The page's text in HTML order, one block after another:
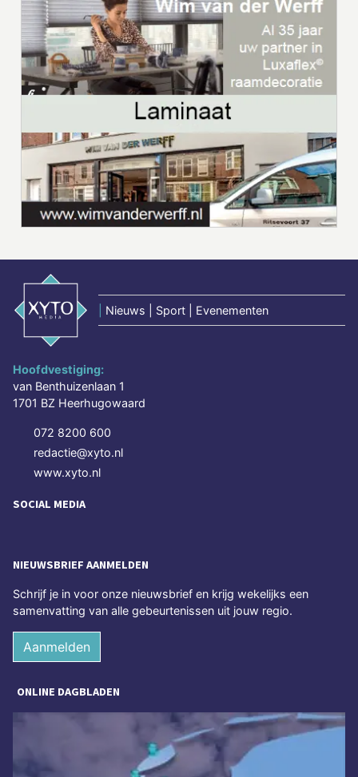
Nieuws | Sport | Evenementen
Hoofdvestiging:
van Benthuizenlaan 1
1701 BZ Heerhugowaard
072 8200 600
redactie@xyto.nl
www.xyto.nl
SOCIAL MEDIA
NIEUWSBRIEF AANMELDEN
Schrijf je in voor onze nieuwsbrief en krijg wekelijks een
samenvatting van alle gebeurtenissen uit jouw regio.
Aanmelden
ONLINE DAGBLADEN